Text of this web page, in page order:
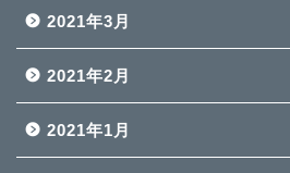
2021年3月
2021年2月
2021年1月